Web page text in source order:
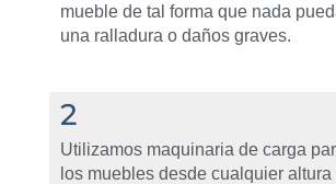
mueble de tal forma que nada
una ralladura o daños graves.
2
Utilizamos maquinaria de carga
los muebles desde cualquier altura